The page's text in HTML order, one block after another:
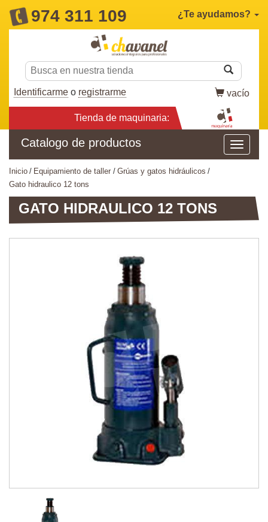
974 311 109 ¿Te ayudamos?
Identificarme o registrarme vacío
Tienda de maquinaria:
Catalogo de productos
inicio equipamiento de taller
grúas y gatos hidráulicos
gato hidraulico 12 tons
GATO HIDRAULICO 12 TONS